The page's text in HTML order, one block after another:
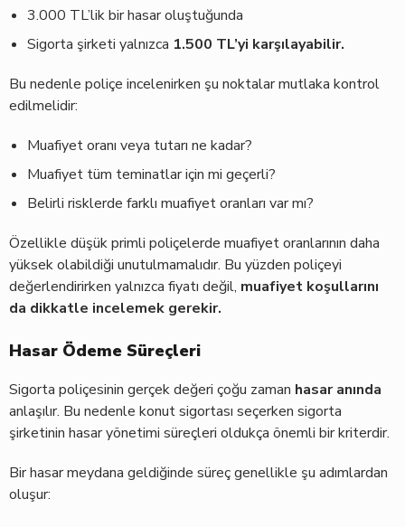
3.000 TL’lik bir hasar oluştuğunda
Sigorta şirketi yalnızca 1.500 TL’yi karşılayabilir.
Bu nedenle poliçe incelenirken şu noktalar mutlaka kontrol
edilmelidir:
Muafiyet oranı veya tutarı ne kadar?
Muafiyet tüm teminatlar için mi geçerli?
Belirli risklerde farklı muafiyet oranları var mı?
Özellikle düşük primli poliçelerde muafiyet oranlarının daha
yüksek olabildiği unutulmamalıdır. Bu yüzden poliçeyi
değerlendirirken yalnızca fiyatı değil, muafiyet koşullarını
da dikkatle incelemek gerekir.
Hasar Ödeme Süreçleri
Sigorta poliçesinin gerçek değeri çoğu zaman hasar anında
anlaşılır. Bu nedenle konut sigortası seçerken sigorta
şirketinin hasar yönetimi süreçleri oldukça önemli bir kriterdir.
Bir hasar meydana geldiğinde süreç genellikle şu adımlardan
oluşur: